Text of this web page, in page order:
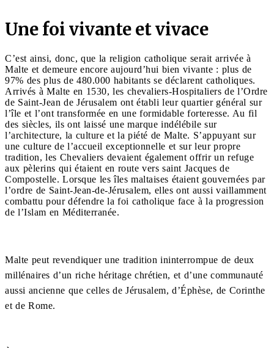
Une foi vivante et vivace
C’est ainsi, donc, que la religion catholique serait arrivée à
Malte et demeure encore aujourd’hui bien vivante : plus de
97% des plus de 480.000 habitants se déclarent catholiques.
Arrivés à Malte en 1530, les chevaliers-Hospitaliers de l’Ordre
de Saint-Jean de Jérusalem ont établi leur quartier général sur
l’île et l’ont transformée en une formidable forteresse. Au fil
des siècles, ils ont laissé une marque indélébile sur
l’architecture, la culture et la piété de Malte. S’appuyant sur
une culture de l’accueil exceptionnelle et sur leur propre
tradition, les Chevaliers devaient également offrir un refuge
aux pèlerins qui étaient en route vers saint Jacques de
Compostelle. Lorsque les îles maltaises étaient gouvernées par
l’ordre de Saint-Jean-de-Jérusalem, elles ont aussi vaillamment
combattu pour défendre la foi catholique face à la progression
de l’Islam en Méditerranée.
Malte peut revendiquer une tradition ininterrompue de deux
millénaires d’un riche héritage chrétien, et d’une communauté
aussi ancienne que celles de Jérusalem, d’Éphèse, de Corinthe
et de Rome.